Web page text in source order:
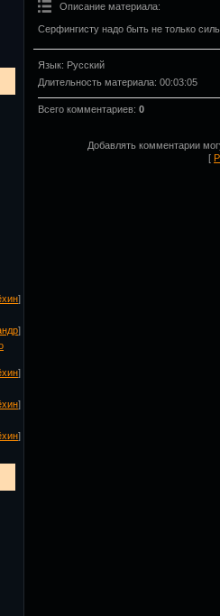
]
]
]
]
]
Описание материала:
Серфингисту надо быть не только
Язык: Русский
Длительность материала: 00:03:05
Всего комментариев: 0
Добавлять комментарии
[